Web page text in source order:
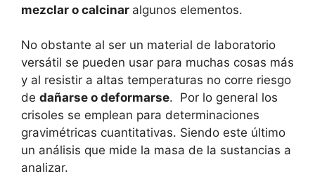
mezclar o calcinar algunos elementos.
No obstante al ser un material de laboratorio
versátil se pueden usar para muchas cosas más
y al resistir a altas temperaturas no corre riesgo
de dañarse o deformarse. Por lo general los
crisoles se emplean para determinaciones
gravimétricas cuantitativas. Siendo este último
un análisis que mide la masa de la sustancias a
analizar.